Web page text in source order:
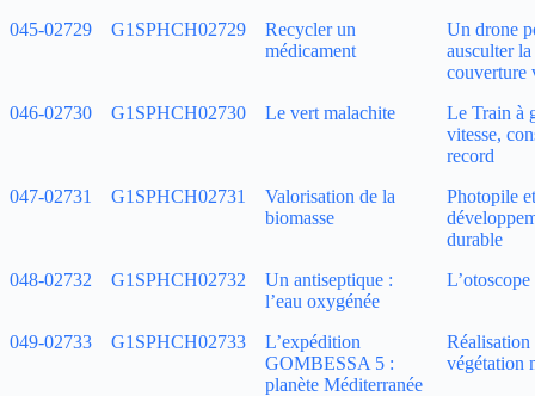
045‑02729
G1SPHCH02729
Recycler un
médicament
Un drone
ausculter la
couverture
046‑02730
G1SPHCH02730 Le vert malachite
Le Train à
vitesse,
record
047‑02731
G1SPHCH02731
Valorisation de la
biomasse
Photopile et
durable
048‑02732
G1SPHCH02732
Un antiseptique :
l’eau oxygénée
L’otoscope
049‑02733 G1SPHCH02733
L’expédition
GOMBESSA 5 :
planète Méditerranée
Réalisation
végétation